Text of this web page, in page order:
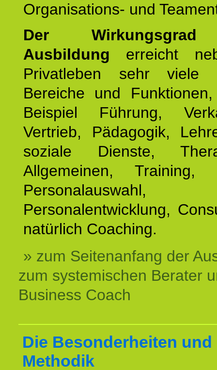
Organisations- und
Der
Ausbildung erreicht
Privatleben sehr viele
Bereiche und
Beispiel Führung,
Vertrieb, Pädagogik,
soziale Dienste,
Allgemeinen, Training,
Personalauswahl,
Personalentwicklung,
natürlich Coaching.
» zum Seitenanfang der
zum systemischen Berater
Business Coach
Die Besonderheiten und
Methodik